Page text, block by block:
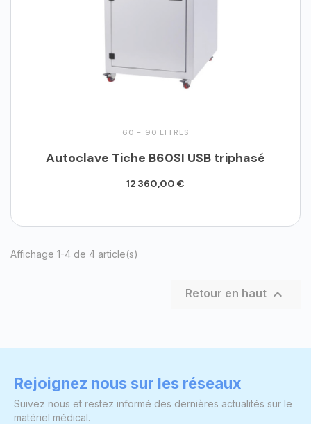
60 - 90 LITRES
Autoclave Tiche B60SI USB triphasé
12 360,00 €
Ajouter au panier
Affichage 1-4 de 4 article(s)
Retour en haut 
Rejoignez nous sur les réseaux
Suivez nous et restez informé des dernières actualités sur le
matériel médical.